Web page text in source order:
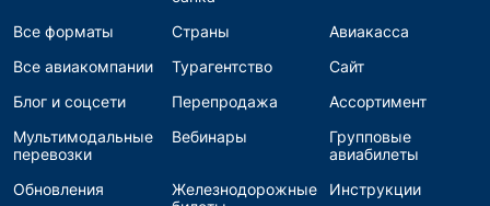
Все форматы Страны
Авиакасса
Все авиакомпании
Турагентство
Сайт
Блог и соцсети
Перепродажа
Ассортимент
Мультимодальные
перевозки
Вебинары
Групповые
авиабилеты
Обновления
Железнодорожные
Инструкции